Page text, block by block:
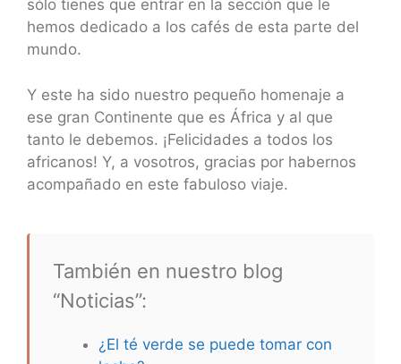
sólo tienes que entrar en la sección que le
hemos dedicado a los cafés de esta parte del
mundo.
Y este ha sido nuestro pequeño homenaje a
ese gran Continente que es África y al que
tanto le debemos. ¡Felicidades a todos los
africanos! Y, a vosotros, gracias por habernos
acompañado en este fabuloso viaje.
También en nuestro blog
“Noticias”:
¿El té verde se puede tomar con